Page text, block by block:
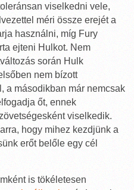
viselkedni vele,
méri össze erejét a
használni, míg Fury
ejteni Hulkot. Nem
során Hulk
nem bízott
a másodikban már nemcsak
őt, ennek
viselkedik.
hogy mihez kezdjünk a
erőt belőle egy cél
is tökéletesen